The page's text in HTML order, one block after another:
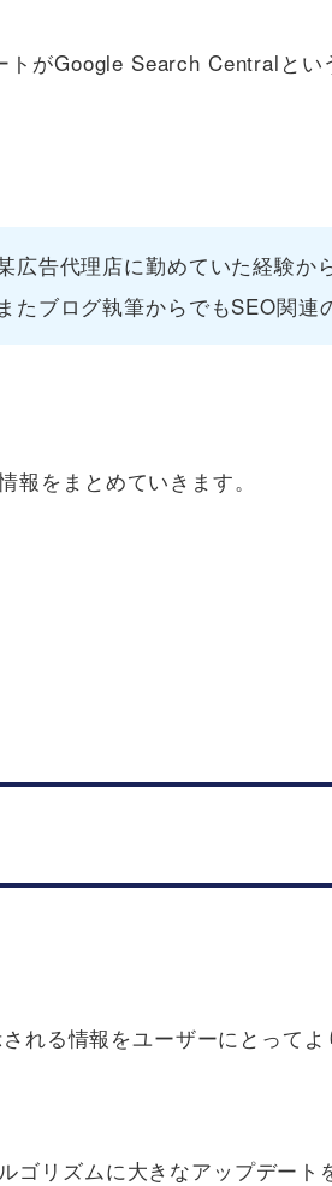
がGoogle Search Centralとい
広告代理店に勤めていた経験
ブログ執筆からでもSEO関連
をまとめていきます。
れる情報をユーザーにとって
リズムに大きなアップデート